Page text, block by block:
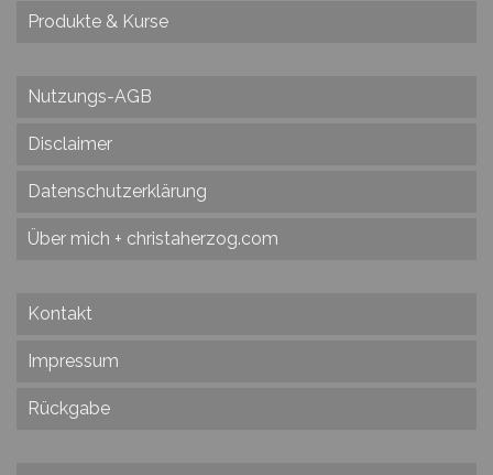
Produkte & Kurse
Nutzungs-AGB
Disclaimer
Datenschutzerklärung
Über mich + christaherzog.com
Kontakt
Impressum
Rückgabe